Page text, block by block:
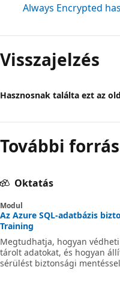
Always Encrypted
Olvasási
mód
letiltva
Visszajelzés
Hasznosnak találta ezt az
További
Oktatás
Modul
Az Azure SQL-adatbázis
Training
Megtudhatja, hogyan
tárolt adatokat, és hogyan
sérülést biztonsági